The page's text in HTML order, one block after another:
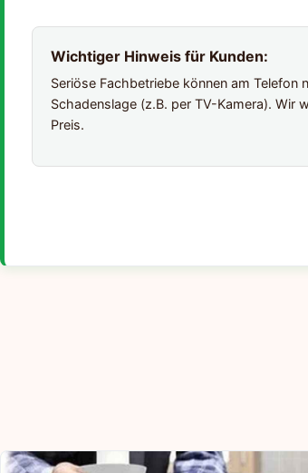
Wichtiger Hinweis für Kunden:
Seriöse Fachbetriebe können am
Schadenslage (z.B. per TV-Kamera). Wir
Preis.